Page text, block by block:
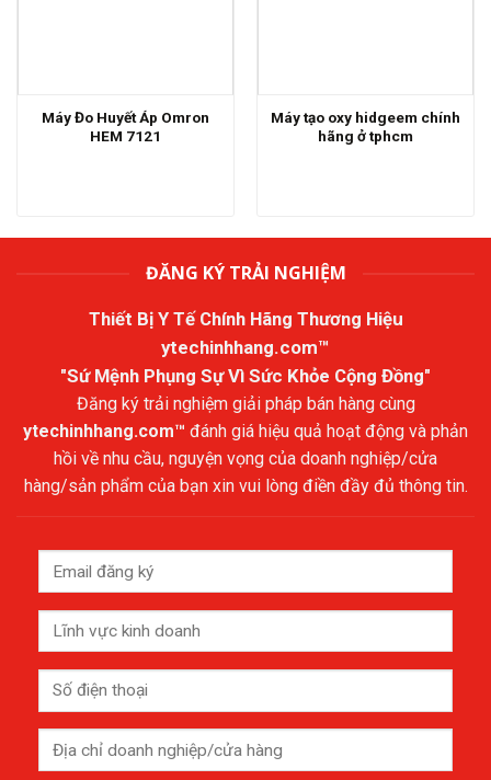
Máy Đo Huyết Áp Omron
HEM 7121
Máy tạo oxy hidgeem chính
hãng ở tphcm
ĐĂNG KÝ TRẢI NGHIỆM
Thiết Bị Y Tế Chính Hãng Thương Hiệu
ytechinhhang.com™
"Sứ Mệnh Phụng Sự Vì Sức Khỏe Cộng Đồng"
Đăng ký trải nghiệm giải pháp bán hàng cùng
ytechinhhang.com™ đánh giá hiệu quả hoạt động và phản
hồi về nhu cầu, nguyện vọng của doanh nghiệp/cửa
hàng/sản phẩm của bạn xin vui lòng điền đầy đủ thông tin.